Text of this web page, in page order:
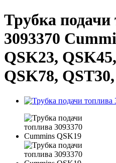
Трубка подачи
3093370
QSK23,
QSK78,